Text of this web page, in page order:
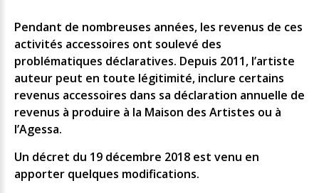
Pendant de nombreuses années, les revenus de ces
activités accessoires ont soulevé des
problématiques déclaratives. Depuis 2011, l’artiste
auteur peut en toute légitimité, inclure certains
revenus accessoires dans sa déclaration annuelle de
revenus à produire à la Maison des Artistes ou à
l’Agessa.
Un décret du 19 décembre 2018 est venu en
apporter quelques modifications.